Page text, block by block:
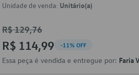
Unidade de venda: Unitário(a)
R$ 129,76
R$ 114,99 -11% OFF
Essa peça é vendida e entregue por: Faria